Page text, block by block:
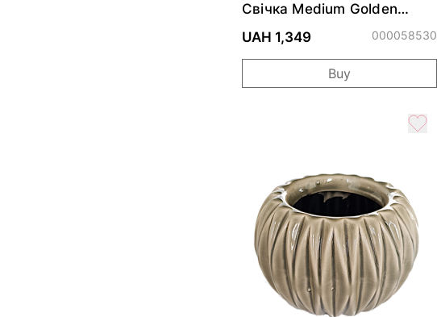
Свічка Medium Golden
UAH 1,349
000058530
Buy